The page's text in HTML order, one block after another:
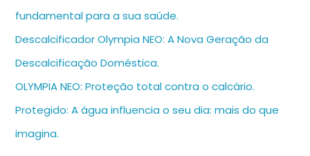
fundamental para a sua saúde.
Descalcificador Olympia NEO: A Nova Geração da
Descalcificação Doméstica.
OLYMPIA NEO: Proteção total contra o calcário.
Protegido: A água influencia o seu dia: mais do que
imagina.